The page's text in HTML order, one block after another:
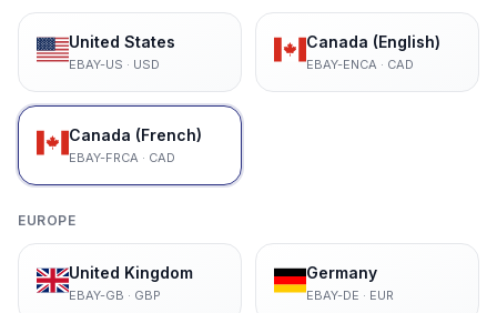
United States
EBAY-US · USD
Canada (English)
EBAY-ENCA · CAD
Canada (French)
EBAY-FRCA · CAD
EUROPE
United Kingdom
EBAY-GB · GBP
Germany
EBAY-DE · EUR